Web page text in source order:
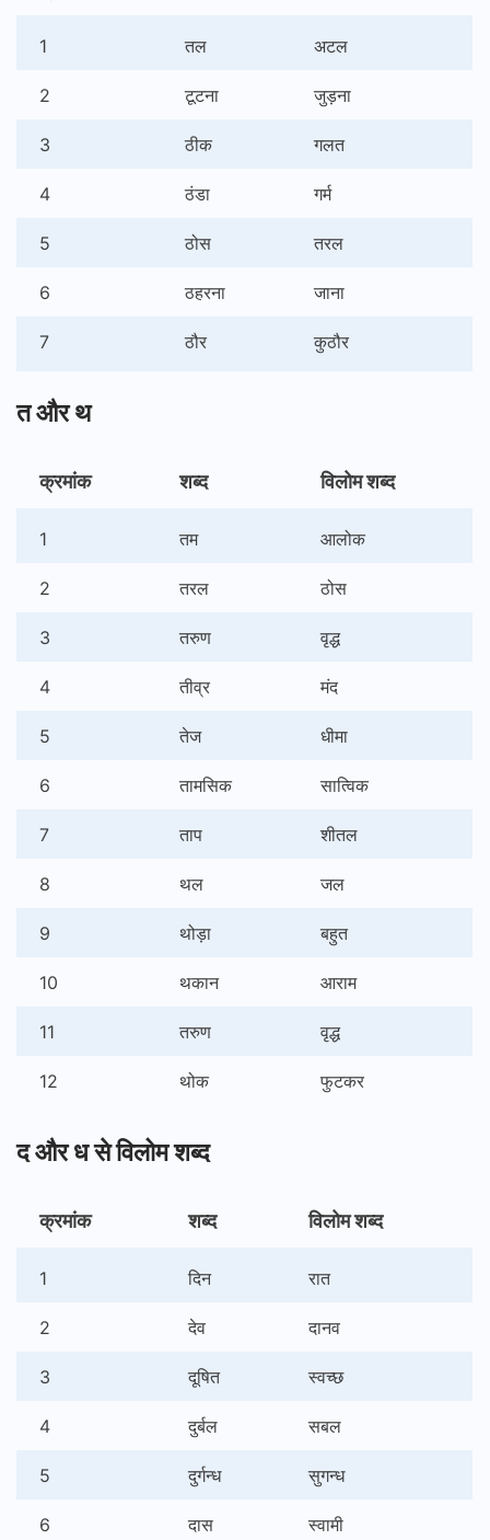
1 तल अटल
2 टूटना जुड़ना
3 ठीक गलत
4 ठंडा गर्म
5 ठोस तरल
6 ठहरना जाना
7 ठौर कुठौर
त और थ
क्रमांक शब्द विलोम शब्द
1 तम आलोक
2 तरल ठोस
3 तरुण वृद्ध
4 तीव्र मंद
5 तेज धीमा
6 तामसिक सात्विक
7 ताप शीतल
8 थल जल
9 थोड़ा बहुत
10 थकान आराम
11 तरुण वृद्ध
12 थोक फुटकर
द और ध से विलोम शब्द
क्रमांक शब्द विलोम शब्द
1 दिन रात
2 देव दानव
3 दूषित स्वच्छ
4 दुर्बल सबल
5 दुर्गन्ध सुगन्ध
6 दास स्वामी